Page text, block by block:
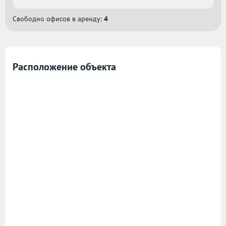
Свободно офисов в аренду: 4
Расположение объекта